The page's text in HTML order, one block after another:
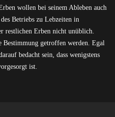
wollen bei seinem Ableben auch
Betriebs zu Lebzeiten in
restlichen Erben nicht unüblich.
Bestimmung getroffen werden. Egal
bedacht sein, dass wenigstens
ist.